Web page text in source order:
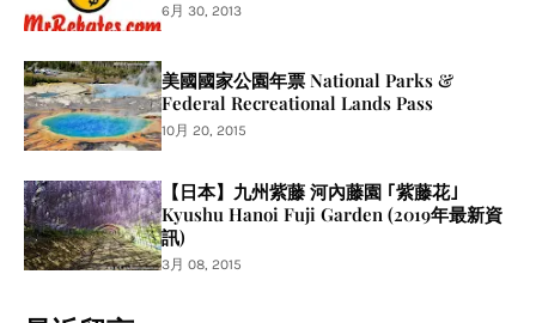
6月 30, 2013
美國國家公園年票 National Parks &
Federal Recreational Lands Pass
10月 20, 2015
【日本】九州紫藤 河內藤園 ｢紫藤花｣
Kyushu Hanoi Fuji Garden (2019年最新資
訊)
3月 08, 2015